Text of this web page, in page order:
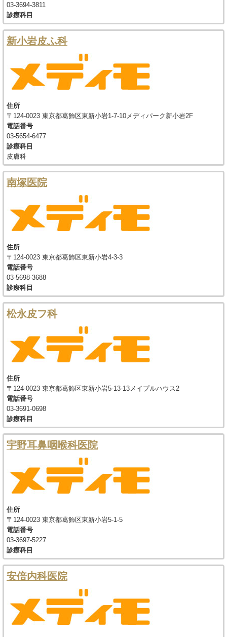
03-3694-3811
診療科目
新小岩皮ふ科
住所
〒124-0023 東京都葛飾区東新小岩1-7-10メディパーク新小岩2F
電話番号
03-5654-6477
診療科目
皮膚科
南塚医院
住所
〒124-0023 東京都葛飾区東新小岩4-3-3
電話番号
03-5698-3688
診療科目
松永皮フ科
住所
〒124-0023 東京都葛飾区東新小岩5-13-13メイプルハウス2
電話番号
03-3691-0698
診療科目
宇野耳鼻咽喉科医院
住所
〒124-0023 東京都葛飾区東新小岩5-1-5
電話番号
03-3697-5227
診療科目
安倍内科医院